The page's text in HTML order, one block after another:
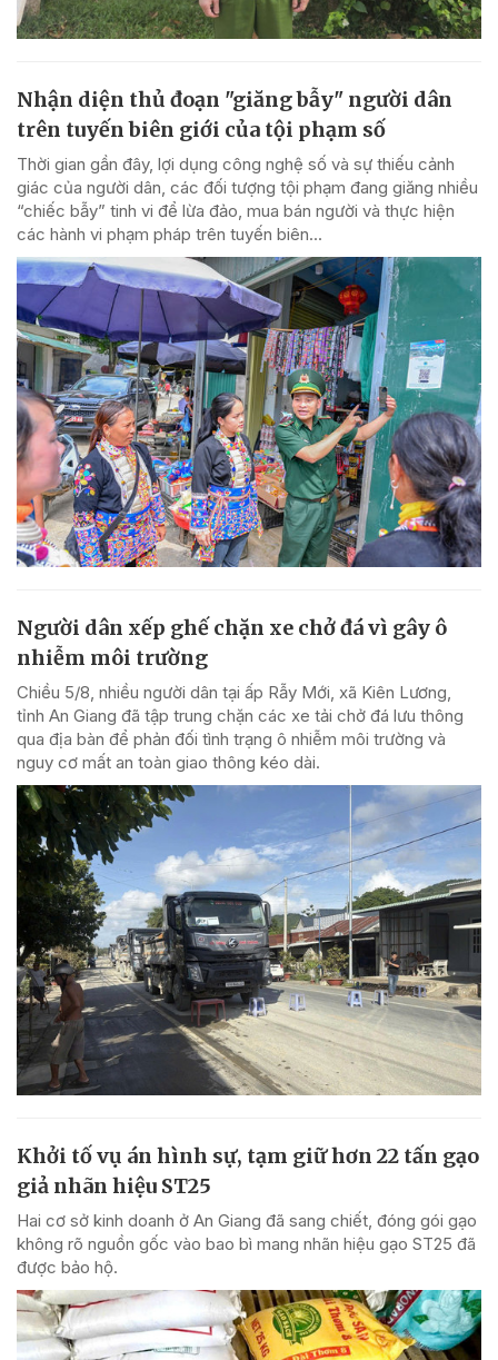
Nhận diện thủ đoạn "giăng bẫy" người dân
trên tuyến biên giới của tội phạm số
Thời gian gần đây, lợi dụng công nghệ số và sự thiếu cảnh
giác của người dân, các đối tượng tội phạm đang giăng nhiều
“chiếc bẫy” tinh vi để lừa đảo, mua bán người và thực hiện
các hành vi phạm pháp trên tuyến biên...
Người dân xếp ghế chặn xe chở đá vì gây ô
nhiễm môi trường
Chiều 5/8, nhiều người dân tại ấp Rẫy Mới, xã Kiên Lương,
tỉnh An Giang đã tập trung chặn các xe tải chở đá lưu thông
qua địa bàn để phản đối tình trạng ô nhiễm môi trường và
nguy cơ mất an toàn giao thông kéo dài.
Khởi tố vụ án hình sự, tạm giữ hơn 22 tấn gạo
giả nhãn hiệu ST25
Hai cơ sở kinh doanh ở An Giang đã sang chiết, đóng gói gạo
không rõ nguồn gốc vào bao bì mang nhãn hiệu gạo ST25 đã
được bảo hộ.